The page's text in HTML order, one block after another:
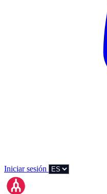
Iniciar sesión